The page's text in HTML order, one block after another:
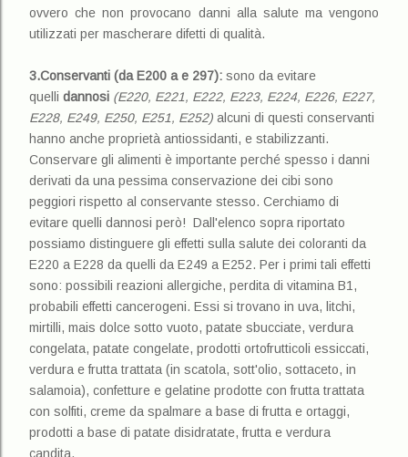
ovvero che non provocano danni alla salute ma vengono
utilizzati per mascherare difetti di qualità.
3.Conservanti (da E200 a e 297): sono da evitare
quelli dannosi (E220, E221, E222, E223, E224, E226, E227,
E228, E249, E250, E251, E252) alcuni di questi conservanti
hanno anche proprietà antiossidanti, e stabilizzanti.
Conservare gli alimenti è importante perché spesso i danni
derivati da una pessima conservazione dei cibi sono
peggiori rispetto al conservante stesso. Cerchiamo di
evitare quelli dannosi però! Dall'elenco sopra riportato
possiamo distinguere gli effetti sulla salute dei coloranti da
E220 a E228 da quelli da E249 a E252. Per i primi tali effetti
sono: possibili reazioni allergiche, perdita di vitamina B1,
probabili effetti cancerogeni. Essi si trovano in uva, litchi,
mirtilli, mais dolce sotto vuoto, patate sbucciate, verdura
congelata, patate congelate, prodotti ortofrutticoli essiccati,
verdura e frutta trattata (in scatola, sott'olio, sottaceto, in
salamoia), confetture e gelatine prodotte con frutta trattata
con solfiti, creme da spalmare a base di frutta e ortaggi,
prodotti a base di patate disidratate, frutta e verdura
candita,